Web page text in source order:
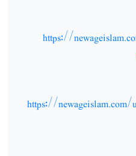
https://
https://